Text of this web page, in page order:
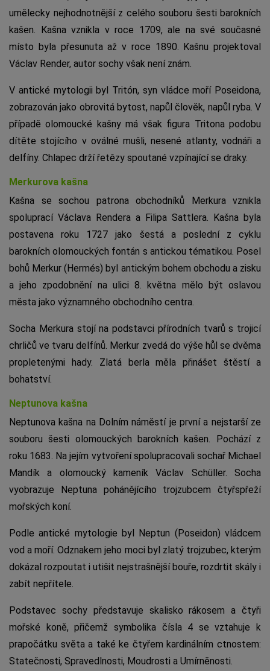
umělecky nejhodnotnější z celého souboru šesti barokních
kašen. Kašna vznikla v roce 1709, ale na své současné
místo byla přesunuta až v roce 1890. Kašnu projektoval
Václav Render, autor sochy však není znám.
V antické mytologii byl Tritón, syn vládce moří Poseidona,
zobrazován jako obrovitá bytost, napůl člověk, napůl ryba. V
případě olomoucké kašny má však figura Tritona podobu
dítěte stojícího v oválné mušli, nesené atlanty, vodnáři a
delfíny. Chlapec drží řetězy spoutané vzpínající se draky.
Merkurova kašna
Kašna se sochou patrona obchodníků Merkura vznikla
spoluprací Václava Rendera a Filipa Sattlera. Kašna byla
postavena roku 1727 jako šestá a poslední z cyklu
barokních olomouckých fontán s antickou tématikou. Posel
bohů Merkur (Hermés) byl antickým bohem obchodu a zisku
a jeho zpodobnění na ulici 8. května mělo být oslavou
města jako významného obchodního centra.
Socha Merkura stojí na podstavci přírodních tvarů s trojicí
chrličů ve tvaru delfínů. Merkur zvedá do výše hůl se dvěma
propletenými hady. Zlatá berla měla přinášet štěstí a
bohatství.
Neptunova kašna
Neptunova kašna na Dolním náměstí je první a nejstarší ze
souboru šesti olomouckých barokních kašen. Pochází z
roku 1683. Na jejím vytvoření spolupracovali sochař Michael
Mandík a olomoucký kameník Václav Schüller. Socha
vyobrazuje Neptuna pohánějícího trojzubcem čtyřspřeží
mořských koní.
Podle antické mytologie byl Neptun (Poseidon) vládcem
vod a moří. Odznakem jeho moci byl zlatý trojzubec, kterým
dokázal rozpoutat i utišit nejstrašnější bouře, rozdrtit skály i
zabít nepřítele.
Podstavec sochy představuje skalisko rákosem a čtyři
mořské koně, přičemž symbolika čísla 4 se vztahuje k
prapočátku světa a také ke čtyřem kardinálním ctnostem:
Statečnosti, Spravedlnosti, Moudrosti a Umírněnosti.